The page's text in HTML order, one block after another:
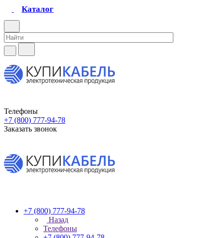
Каталог
Телефоны
+7 (800) 777-94-78
Заказать звонок
+7 (800) 777-94-78
Назад
Телефоны